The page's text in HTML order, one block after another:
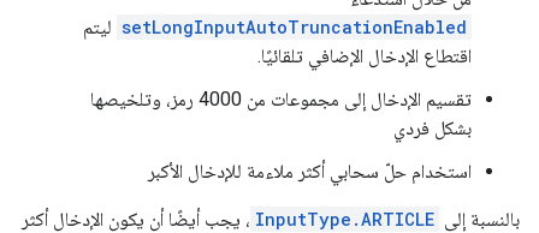
setLongInputAutoTruncationEnabled ليتم
اقتطاع الإدخال الإضافي تلقائيًا.
تقسيم الإدخال إلى مجموعات من 4000 رمز، وتلخيصها
بشكل فردي
استخدام حلّ سحابي أكثر ملاءمة للإدخال الأكبر
بالنسبة إلى InputType.ARTICLE ، يجب أيضًا أن يكون الإدخال أكثر